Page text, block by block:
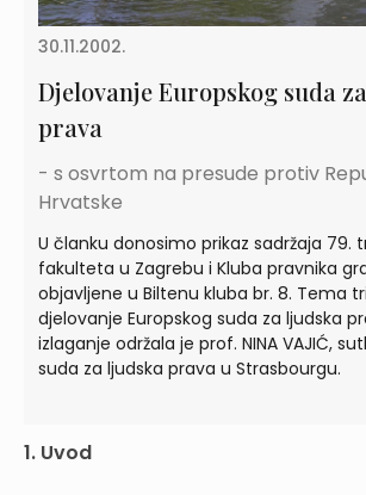
30.11.2002.
Djelovanje Europskog suda
prava
- s osvrtom na presude protiv
Hrvatske
U članku donosimo prikaz sadržaja 79.
fakulteta u Zagrebu i Kluba pravnika
objavljene u Biltenu kluba br. 8. Tema
djelovanje Europskog suda za ljudska
izlaganje održala je prof. NINA VAJIĆ,
suda za ljudska prava u Strasbourgu.
1. Uvod